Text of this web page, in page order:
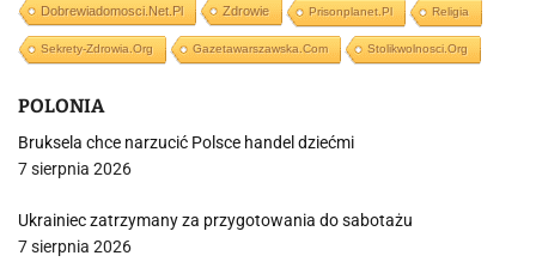
Dobrewiadomosci.net.pl Zdrowie Prisonplanet.pl Religia
Sekrety-Zdrowia.org Gazetawarszawska.com Stolikwolnosci.org
POLONIA
Bruksela chce narzucić Polsce handel dziećmi
7 sierpnia 2026
Ukrainiec zatrzymany za przygotowania do sabotażu
7 sierpnia 2026